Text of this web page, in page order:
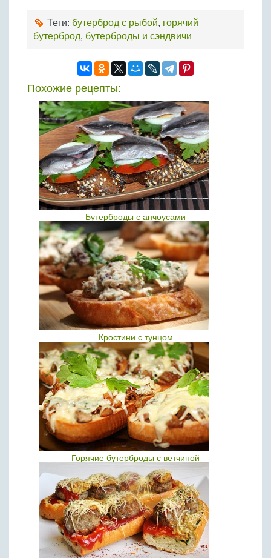
Теги: бутерброд с рыбой, горячий
бутерброд, бутерброды и сэндвичи
Похожие рецепты:
Бутерброды с анчоусами
Кростини с тунцом
Горячие бутерброды с ветчиной